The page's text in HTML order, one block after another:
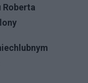
Roberta